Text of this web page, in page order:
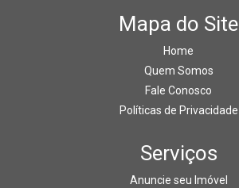
Mapa do Site
Home
Quem Somos
Fale Conosco
Políticas de Privacidade
Serviços
Anuncie seu Imóvel